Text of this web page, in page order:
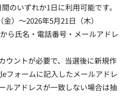
のいずれか1日に利用可能です。
）～2026年5月21日（木）
ら氏名・電話番号・メールアドレ
ウントが必要で、当選後に新規作
フォームに記入したメールアドレ
ルアドレスが一致しない場合は抽